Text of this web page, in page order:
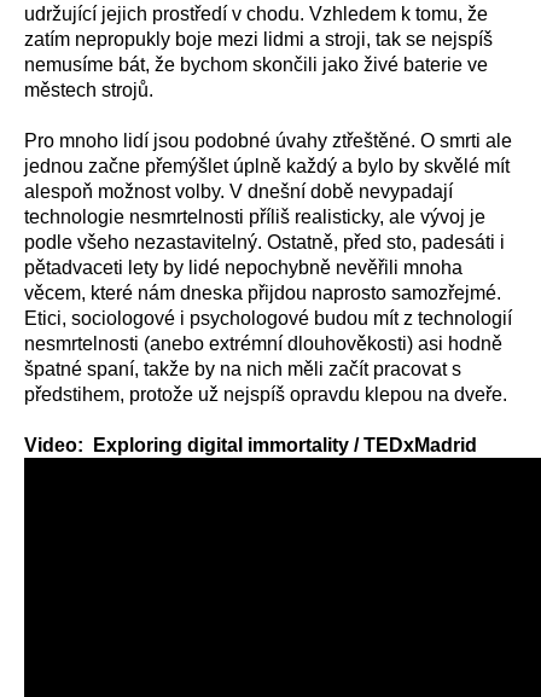
udržující jejich prostředí v chodu. Vzhledem k tomu, že
zatím nepropukly boje mezi lidmi a stroji, tak se nejspíš
nemusíme bát, že bychom skončili jako živé baterie ve
městech strojů.
Pro mnoho lidí jsou podobné úvahy ztřeštěné. O smrti ale
jednou začne přemýšlet úplně každý a bylo by skvělé mít
alespoň možnost volby. V dnešní době nevypadají
technologie nesmrtelnosti příliš realisticky, ale vývoj je
podle všeho nezastavitelný. Ostatně, před sto, padesáti i
pětadvaceti lety by lidé nepochybně nevěřili mnoha
věcem, které nám dneska přijdou naprosto samozřejmé.
Etici, sociologové i psychologové budou mít z technologií
nesmrtelnosti (anebo extrémní dlouhověkosti) asi hodně
špatné spaní, takže by na nich měli začít pracovat s
předstihem, protože už nejspíš opravdu klepou na dveře.
Video: Exploring digital immortality / TEDxMadrid